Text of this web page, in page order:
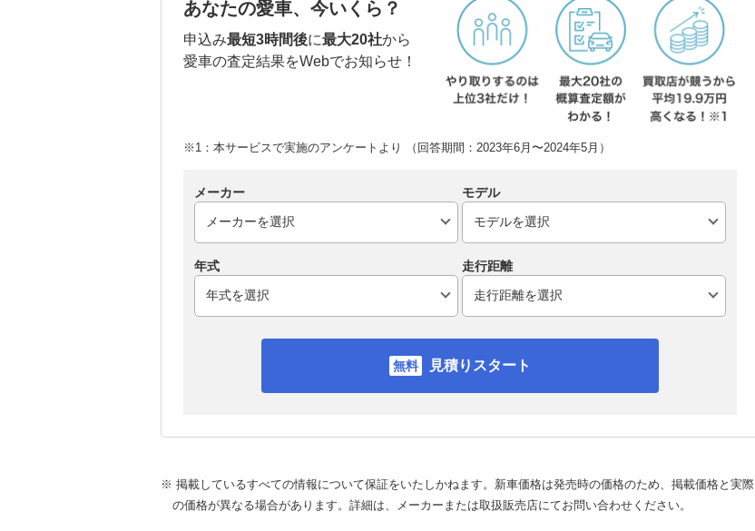
あなたの愛車、今いくら？
申込み最短3時間後に最大20社から
愛車の査定結果をWebでお知らせ！
※1：本サービスで実施のアンケートより （回答期間：2023年6月〜2024年5月）
メーカー モデル
年式 走行距離
見積りスタート
※ 掲載しているすべての情報について保証をいたしかねます。新車価格は発売時の価格のため、掲載価格と実際
の価格が異なる場合があります。詳細は、メーカーまたは取扱販売店にてお問い合わせください。